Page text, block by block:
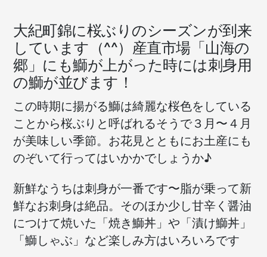
の
シ
ー
ズ
ン
到
来！)
大紀町錦に桜ぶりのシーズンが到来
しています（^^）産直市場「山海の
郷」にも鰤が上がった時には刺身用
の鰤が並びます！
この時期に揚がる鰤は綺麗な桜色をしている
ことから桜ぶりと呼ばれるそうで３月〜４月
が美味しい季節。お花見とともにお土産にも
のぞいて行ってはいかかでしょうか♪
新鮮なうちは刺身が一番です〜脂が乗って新
鮮なお刺身は絶品。そのほか少し甘辛く醤油
につけて焼いた「焼き鰤丼」や「漬け鰤丼」
「鰤しゃぶ」など楽しみ方はいろいろです